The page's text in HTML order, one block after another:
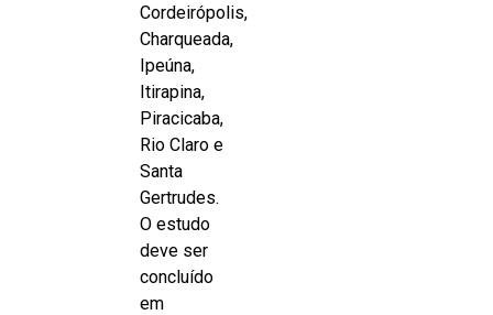
Cordeirópolis,
Charqueada,
Ipeúna,
Itirapina,
Piracicaba,
Rio Claro e
Santa
Gertrudes.
O estudo
deve ser
concluído
em